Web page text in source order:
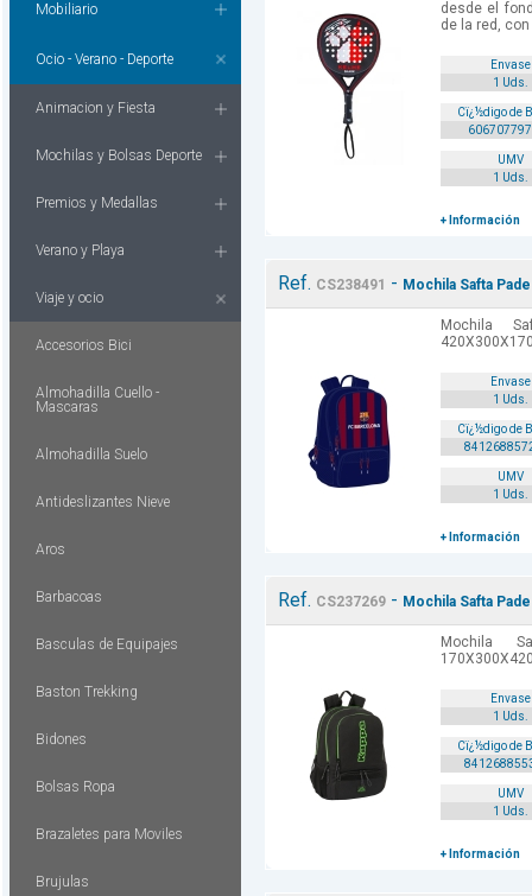
Mobiliario
Ocio - Verano - Deporte
Animacion y Fiesta
Mochilas y Bolsas Deporte
Premios y Medallas
Verano y Playa
Viaje y ocio
Accesorios Bici
Almohadilla Cuello -
Mascaras
Almohadilla Suelo
Antideslizantes Nieve
Aros
Barbacoas
Basculas de Equipajes
Baston Trekking
Bidones
Bolsas Ropa
Brazaletes para Moviles
Brujulas
desde el
de la red,
Envase
1 Uds.
Cï¿½digo de
UMV
1 Uds.
+ Información
Ref. CS238491 - Mochila Safta
Mochila
Envase
1 Uds.
Cï¿½digo de
UMV
1 Uds.
+ Información
Ref. CS237269- Mochila Safta
Mochila
Envase
1 Uds.
Cï¿½digo de
UMV
1 Uds.
+ Información